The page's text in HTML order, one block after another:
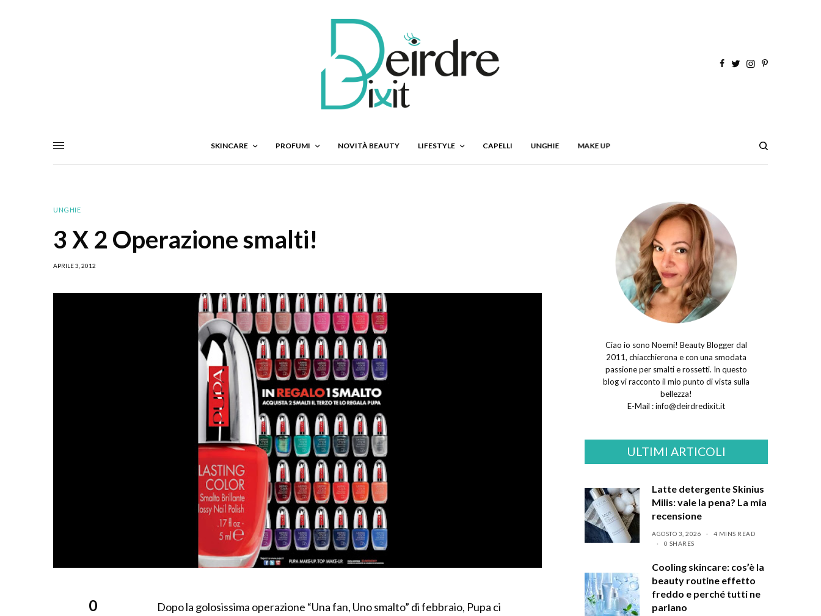
SKINCARE PROFUMI NOVITÀ BEAUTY LIFESTYLE CAPELLI UNGHIE MAKE UP
UNGHIE
3 X 2 Operazione smalti!
APRILE 3, 2012
0
Dopo la golosissima operazione “Una fan, Uno smalto” di febbraio, Pupa ci
Ciao io sono Noemi! Beauty Blogger dal
2011, chiacchierona e con una smodata
passione per smalti e rossetti. In questo
blog vi racconto il mio punto di vista sulla
bellezza!
E-Mail :info@deirdredixit.it
ULTIMI ARTICOLI
Latte detergente Skinius
Milis: vale la pena? La mia
recensione
AGOSTO 3, 2026
4 MINS READ
0 SHARES
Cooling skincare: cos’è la
beauty routine effetto
freddo e perché tutti ne
parlano